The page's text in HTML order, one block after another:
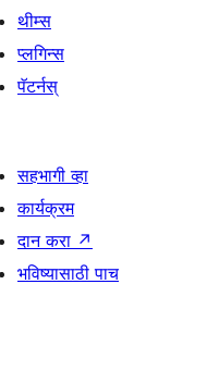
थीम्स
प्लगिन्स
पॅटर्नस्
सहभागी व्हा
कार्यक्रम
दान करा ↗
भविष्यासाठी पाच